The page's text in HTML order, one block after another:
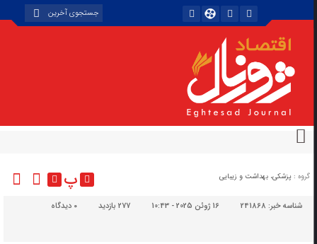
گروه : پزشکی، بهداشت و زیبایی پ
شناسه خبر:241868 16 ژوئن 2025 - 10:43 277 بازدید دیدگاه